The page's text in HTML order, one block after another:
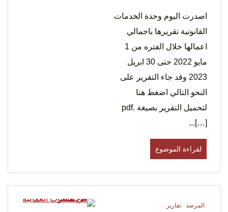
لحرية
الرأي
اصدرت اليوم وحدة الخدمات
القانونية تقريرها باجمالي
اعمالها خلال الفتره من 1
مايو 2022 حتى 30 ابريل
2023 وقد جاء التقرير على
النحو التالي اضغط هنا
لتحميل التقرير بصيغة .pdf
[…]...
لقراءة الموضوع
المرصد
تقارير